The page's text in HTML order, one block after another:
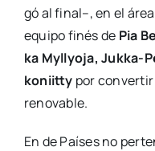
gó al final–, en el
equi­po finés de Pia
ka Myll­yo­ja, Juk­­ka-
ko­niitty por
reno­va­ble.
En de Paí­ses no